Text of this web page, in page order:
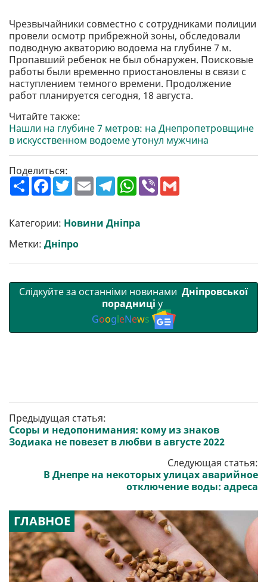
Чрезвычайники совместно с сотрудниками полиции
провели осмотр прибрежной зоны, обследовали
подводную акваторию водоема на глубине 7 м.
Пропавший ребенок не был обнаружен. Поисковые
работы были временно приостановлены в связи с
наступлением темного времени. Продолжение
работ планируется сегодня, 18 августа.
Читайте также:
Нашли на глубине 7 метров: на Днепропетровщине
в искусственном водоеме утонул мужчина
Поделиться:
П
о
р
и
т
и
F
a
b
o
o
k
T
w
t
e
r
E
m
l
T
e
g
r
W
h
s
A
V
Категории: Новини Дніпра
Метки: Дніпро
Слідкуйте за останніми новинами Дніпровської
порадниці у
GoogleNews
Предыдущая статья:
Ссоры и недопонимания: кому из знаков
Зодиака не повезет в любви в августе 2022
Следующая статья:
В Днепре на некоторых улицах аварийное
отключение воды: адреса
ГЛАВНОЕ